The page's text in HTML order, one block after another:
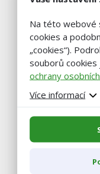
odhalení
hned hlásit
zdroj: ČTK
Na této webové
cookies a
„cookies“).
souborů
ochrany
Více informací